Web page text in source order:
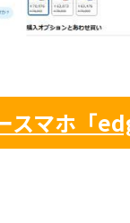
スマホ「